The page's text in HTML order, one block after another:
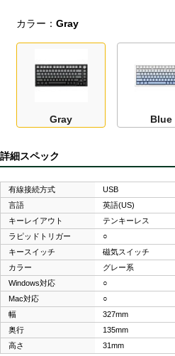
カラー：Gray
Gray Blue
詳細スペック
有線接続方式
USB
言語
英語(US)
キーレイアウト
テンキーレス
ラピッドトリガー
○
キースイッチ
磁気スイッチ
カラー
グレー系
Windows対応
○
Mac対応
○
幅
327mm
奥行
135mm
高さ
31mm